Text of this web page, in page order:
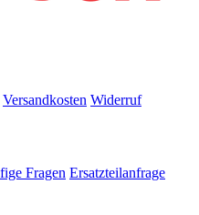
Versandkosten Widerruf
Fragen Ersatzteilanfrage